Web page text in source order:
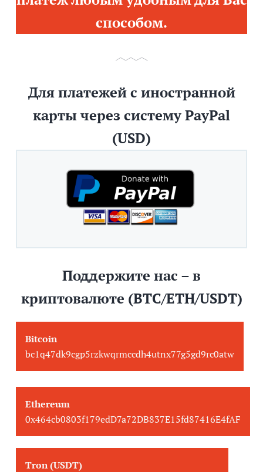
способом.
Для платежей с иностранной
карты через систему PayPal
(USD)
Поддержите нас – в
криптовалюте (BTC/ETH/USDT)
Bitcoin
bc1q47dk9cgp5rzkwqrmccdh4utnx77g5gd9rc0atw
Ethereum
0x464cb0803f179edD7a72DB837E15fd87416E4fAF
Tron (USDT)